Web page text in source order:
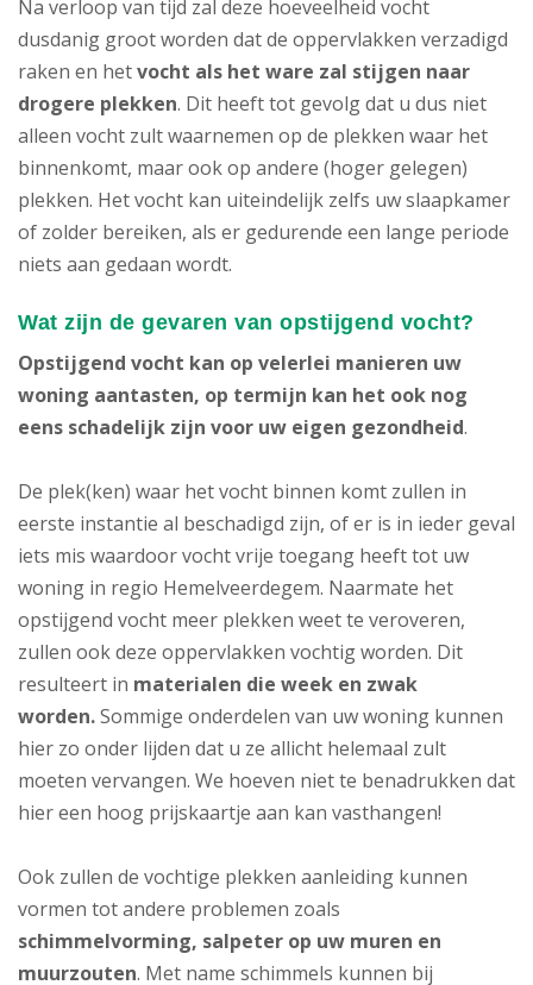
Na verloop van tijd zal deze hoeveelheid vocht
dusdanig groot worden dat de oppervlakken verzadigd
raken en hetvocht als het ware zal stijgen naar
drogere plekken. Dit heeft tot gevolg dat u dus niet
alleen vocht zult waarnemen op de plekken waar het
binnenkomt, maar ook op andere (hoger gelegen)
plekken. Het vocht kan uiteindelijk zelfs uw slaapkamer
of zolder bereiken, als er gedurende een lange periode
niets aan gedaan wordt.
Wat zijn de gevaren van opstijgend vocht?
Opstijgend vocht kan op velerlei manieren uw
woning aantasten, op termijn kan het ook nog
eens schadelijk zijn voor uw eigen gezondheid.
De plek(ken) waar het vocht binnen komt zullen in
eerste instantie al beschadigd zijn, of er is in ieder geval
iets mis waardoor vocht vrije toegang heeft tot uw
woning in regio Hemelveerdegem. Naarmate het
opstijgend vocht meer plekken weet te veroveren,
zullen ook deze oppervlakken vochtig worden. Dit
resulteert in materialen die week en zwak
worden.Sommige onderdelen van uw woning kunnen
hier zo onder lijden dat u ze allicht helemaal zult
moeten vervangen. We hoeven niet te benadrukken dat
hier een hoog prijskaartje aan kan vasthangen!
Ook zullen de vochtige plekken aanleiding kunnen
vormen tot andere problemen zoals
schimmelvorming, salpeter op uw muren en
muurzouten. Met name schimmels kunnen bij